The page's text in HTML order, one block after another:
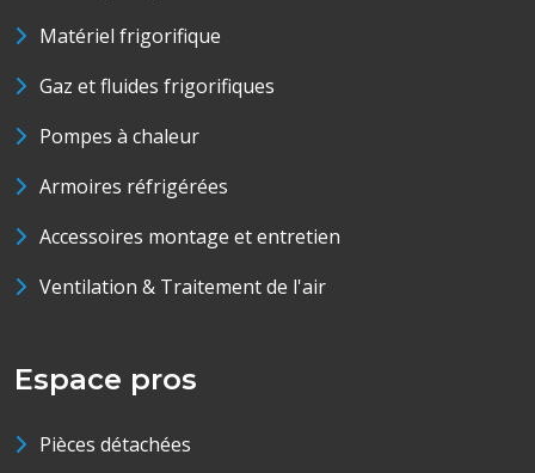
Matériel frigorifique
Gaz et fluides frigorifiques
Pompes à chaleur
Armoires réfrigérées
Accessoires montage et entretien
Ventilation & Traitement de l'air
Espace pros
Pièces détachées